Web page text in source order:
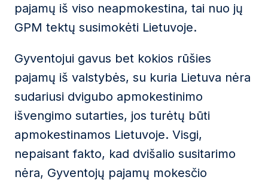
pajamų iš viso neapmokestina, tai nuo jų
GPM tektų susimokėti Lietuvoje.
Gyventojui gavus bet kokios rūšies
pajamų iš valstybės, su kuria Lietuva nėra
sudariusi dvigubo apmokestinimo
išvengimo sutarties, jos turėtų būti
apmokestinamos Lietuvoje. Visgi,
nepaisant fakto, kad dvišalio susitarimo
nėra, Gyventojų pajamų mokesčio